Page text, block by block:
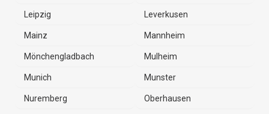
Leipzig Leverkusen
Mainz Mannheim
Mönchengladbach Mulheim
Munich Munster
Nuremberg Oberhausen